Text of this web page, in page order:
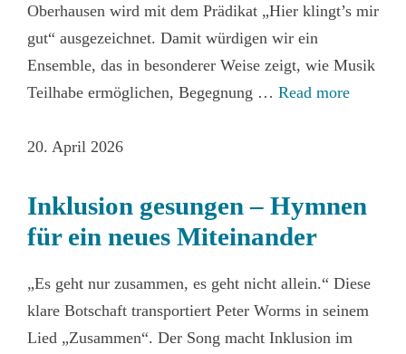
Oberhausen wird mit dem Prädikat „Hier klingt’s mir
gut“ ausgezeichnet. Damit würdigen wir ein
Ensemble, das in besonderer Weise zeigt, wie Musik
Teilhabe ermöglichen, Begegnung … Read more
20. April 2026
Inklusion gesungen – Hymnen
für ein neues Miteinander
„Es geht nur zusammen, es geht nicht allein.“ Diese
klare Botschaft transportiert Peter Worms in seinem
Lied „Zusammen“. Der Song macht Inklusion im